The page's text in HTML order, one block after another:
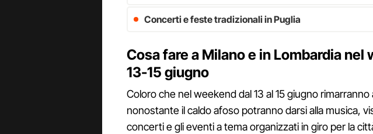
Concerti e feste tradizionali in Puglia
Cosa fare a Milano e in Lombardia nel
13-15 giugno
Coloro che nel weekend dal 13 al 15 giugno rimarranno
nonostante il caldo afoso potranno darsi alla musica,
concerti e gli eventi a tema organizzati in giro per la